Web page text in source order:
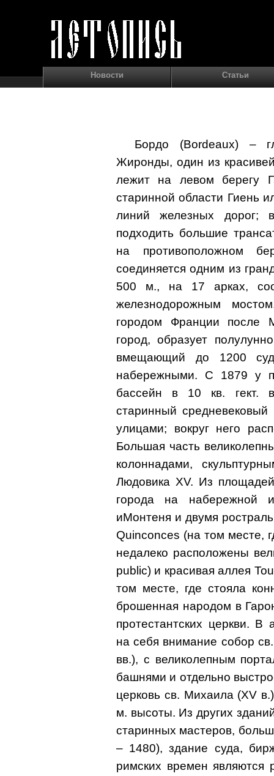
Новости Статьи
Бордо (Bordeaux) –
Жиронды, один из
лежит на левом берегу
старинной области Гиень
линий железных дорог;
подходить большие
на противоположном
соединяется одним из
500 м., на 17 арках,
железнодорожным
городом Франции после
город, образует
вмещающий до 1200
набережными. С 1879 у
бассейн в 10 кв. гект.
старинный
улицами; вокруг него
Большая часть
колоннадами,
Людовика XV. Из
города на набережной
иМонтеня и двумя
Quinconces (на том месте,
недалеко расположены
public) и красивая аллея
том месте, где стояла
брошенная народом в
протестантских церкви.
на себя внимание собор
вв.), с великолепным
башнями и отдельно
церковь св. Михаила (XV
м. высоты. Из других
старинных мастеров,
– 1480), здание суда,
римских времен